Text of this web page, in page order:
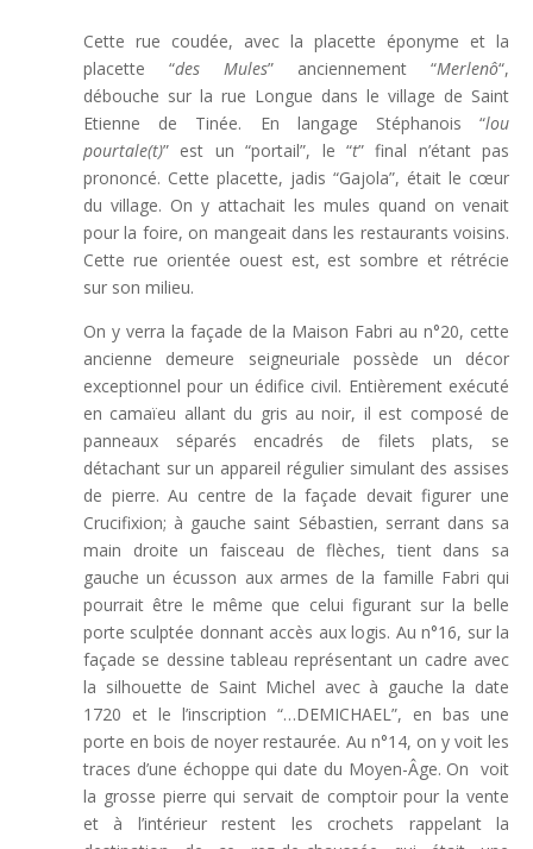
Cette rue coudée, avec la placette éponyme et la
placette “des Mules” anciennement “Merlenô“,
débouche sur la rue Longue dans le village de Saint
Etienne de Tinée. En langage Stéphanois “lou
pourtale(t)” est un “portail”, le “t” final n’étant pas
prononcé. Cette placette, jadis “Gajola”, était le cœur
du village. On y attachait les mules quand on venait
pour la foire, on mangeait dans les restaurants voisins.
Cette rue orientée ouest est, est sombre et rétrécie
sur son milieu.
On y verra la façade de la Maison Fabri au n°20, cette
ancienne demeure seigneuriale possède un décor
exceptionnel pour un édifice civil. Entièrement exécuté
en camaïeu allant du gris au noir, il est composé de
panneaux séparés encadrés de filets plats, se
détachant sur un appareil régulier simulant des assises
de pierre. Au centre de la façade devait figurer une
Crucifixion; à gauche saint Sébastien, serrant dans sa
main droite un faisceau de flèches, tient dans sa
gauche un écusson aux armes de la famille Fabri qui
pourrait être le même que celui figurant sur la belle
porte sculptée donnant accès aux logis. Au n°16, sur la
façade se dessine tableau représentant un cadre avec
la silhouette de Saint Michel avec à gauche la date
1720 et le l’inscription “…DEMICHAEL”, en bas une
porte en bois de noyer restaurée. Au n°14, on y voit les
traces d’une échoppe qui date du Moyen-Âge. On voit
la grosse pierre qui servait de comptoir pour la vente
et à l’intérieur restent les crochets rappelant la